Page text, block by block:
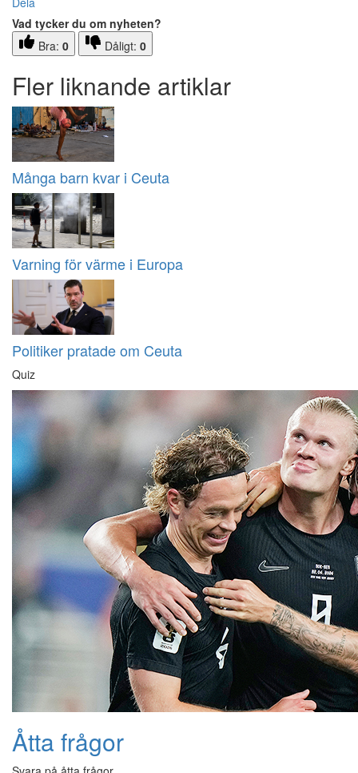
Vad tycker du om nyheten?
Bra: 0 Dåligt: 0
Fler liknande artiklar
Många barn kvar i Ceuta
Varning för värme i Europa
Politiker pratade om Ceuta
Quiz
Åtta frågor